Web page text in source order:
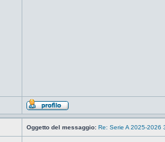
Oggetto del messaggio: Re: Serie A 2025-2026